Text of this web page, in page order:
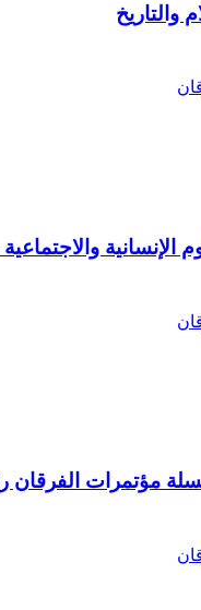
والتاريخ
مؤتمرات الفرقان